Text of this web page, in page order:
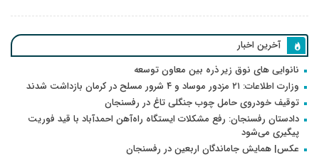
آخرین اخبار
نانوایی های نوق زیر ذره بین معاون توسعه
وزارت اطلاعات: ۲۱ مزدور موساد و ۴ شرور مسلح در کرمان بازداشت شدند
توقیف خودروی حامل چوب جنگلی تاغ در رفسنجان
دادستان رفسنجان: رفع مشکلات ایستگاه راه‌آهن احمدآباد با قید فوریت
پیگیری می‌شود
عکس| همایش جاماندگان اربعین در رفسنجان